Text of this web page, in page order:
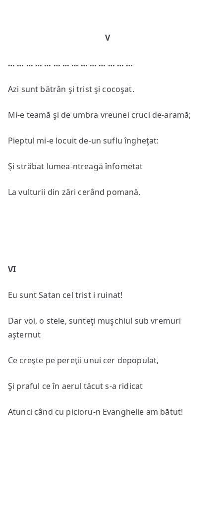
V
… … … … … … … … … … … … … …
Azi sunt bătrân şi trist şi cocoşat.
Mi-e teamă şi de umbra vreunei cruci de-aramă;
Pieptul mi-e locuit de-un suflu îngheţat:
Şi străbat lumea-ntreagă înfometat
La vulturii din zări cerând pomană.
VI
Eu sunt Satan cel trist i ruinat!
Dar voi, o stele, sunteţi muşchiul sub vremuri
aşternut
Ce creşte pe pereţii unui cer depopulat,
Şi praful ce în aerul tăcut s-a ridicat
Atunci când cu picioru-n Evanghelie am bătut!